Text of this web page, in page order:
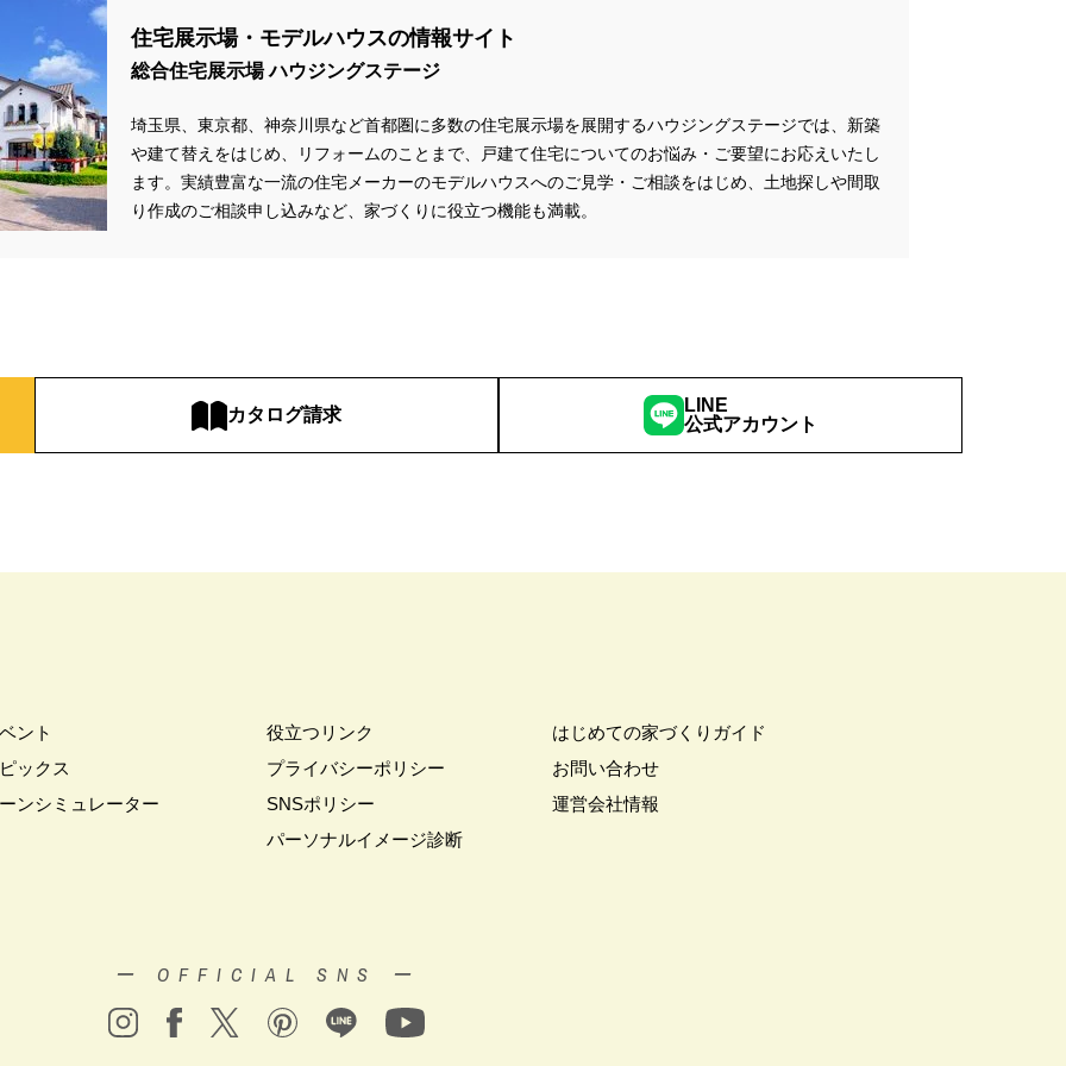
住宅展示場・モデルハウスの情報サイト
総合住宅展示場 ハウジングステージ
埼玉県、東京都、神奈川県など首都圏に多数の住宅展示場を展開するハウジングステージでは、新築
や建て替えをはじめ、リフォームのことまで、戸建て住宅についてのお悩み・ご要望にお応えいたし
ます。実績豊富な一流の住宅メーカーのモデルハウスへのご見学・ご相談をはじめ、土地探しや間取
り作成のご相談申し込みなど、家づくりに役立つ機能も満載。
カタログ請求
LINE
公式アカウント
ント
ックス
ンシミュレーター
役立つリンク
プライバシーポリシー
SNSポリシー
パーソナルイメージ診断
はじめての家づくりガイド
お問い合わせ
運営会社情報
ー OFFICIAL SNS ー